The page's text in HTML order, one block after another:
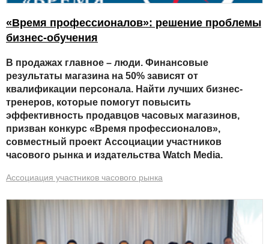
«Время профессионалов»: решение проблемы
бизнес-обучения
В продажах главное – люди. Финансовые
результаты магазина на 50% зависят от
квалификации персонала. Найти лучших бизнес-
тренеров, которые помогут повысить
эффективность продавцов часовых магазинов,
призван конкурс «Время профессионалов»,
совместный проект Ассоциации участников
часового рынка и издательства Watch Media.
Ассоциация участников часового рынка